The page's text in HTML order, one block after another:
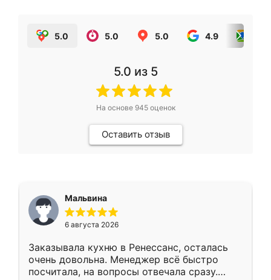
5.0 5.0 5.0 4.9
5.0 из 5
На основе 945оценок
Оставить отзыв
Мальвина
6 августа 2026
Заказывала кухню в Ренессанс, осталась
очень довольна. Менеджер всё быстро
посчитала, на вопросы отвечала сразу.